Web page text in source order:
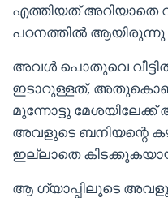
എത്തിയത് അറിയാതെ
പഠനത്തിൽ
അവൾ പൊതുവെ
ഇടാറുള്ളത്,
മുന്നോട്ടു
അവളുടെ ബനിയന്റെ
ഇല്ലാതെ
ആ ഗ്യാപ്പിലൂടെ